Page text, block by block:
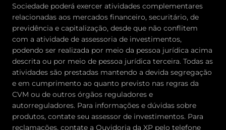
Sociedade poderá exercer atividades complementares
relacionadas aos mercados financeiro, securitário, de
previdência e capitalização, desde que não conflitem
com a atividade de assessoria de investimentos,
podendo ser realizada por meio da pessoa jurídica acima
descrita ou por meio de pessoa jurídica terceira. Todas as
atividades são prestadas mantendo a devida segregação
e em cumprimento ao quanto previsto nas regras da
CVM ou de outros órgãos reguladores e
autorreguladores. Para informações e dúvidas sobre
produtos, contate seu assessor de investimentos. Para
reclamações, contate a Ouvidoria da XP pelo telefone